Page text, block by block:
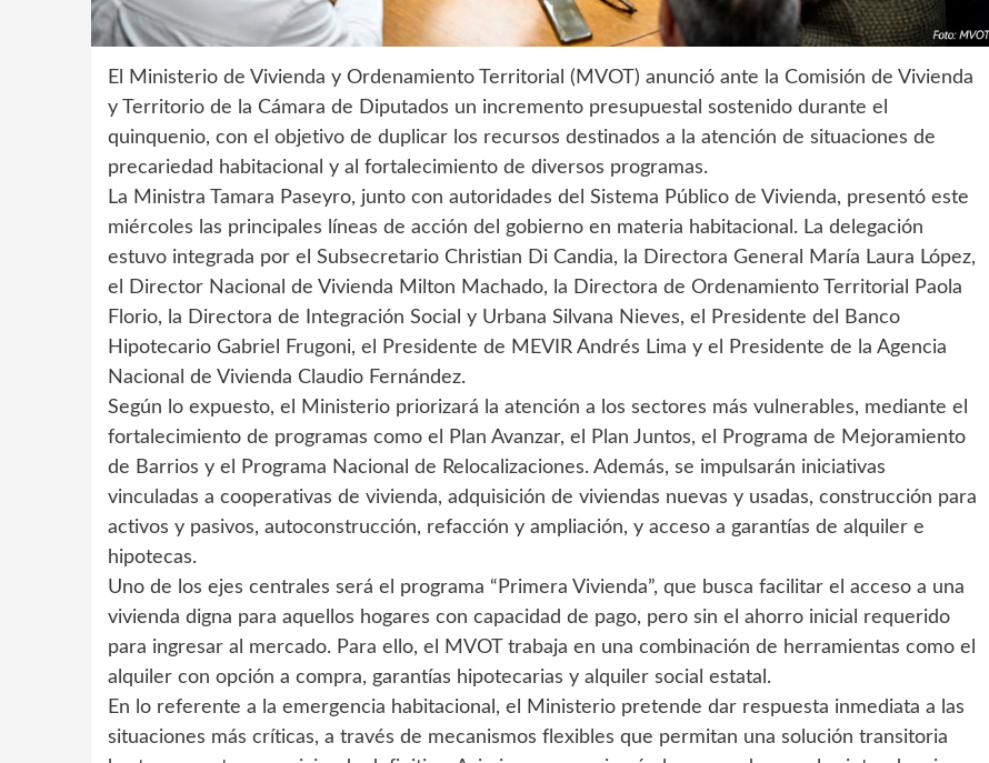
El Ministerio de Vivienda y Ordenamiento Territorial (MVOT) anunció ante la Comisión de Vivienda
y Territorio de la Cámara de Diputados un incremento presupuestal sostenido durante el
quinquenio, con el objetivo de duplicar los recursos destinados a la atención de situaciones de
precariedad habitacional y al fortalecimiento de diversos programas.
La Ministra Tamara Paseyro, junto con autoridades del Sistema Público de Vivienda, presentó este
miércoles las principales líneas de acción del gobierno en materia habitacional. La delegación
estuvo integrada por el Subsecretario Christian Di Candia, la Directora General María Laura López,
el Director Nacional de Vivienda Milton Machado, la Directora de Ordenamiento Territorial Paola
Florio, la Directora de Integración Social y Urbana Silvana Nieves, el Presidente del Banco
Hipotecario Gabriel Frugoni, el Presidente de MEVIR Andrés Lima y el Presidente de la Agencia
Nacional de Vivienda Claudio Fernández.
Según lo expuesto, el Ministerio priorizará la atención a los sectores más vulnerables, mediante el
fortalecimiento de programas como el Plan Avanzar, el Plan Juntos, el Programa de Mejoramiento
de Barrios y el Programa Nacional de Relocalizaciones. Además, se impulsarán iniciativas
vinculadas a cooperativas de vivienda, adquisición de viviendas nuevas y usadas, construcción para
activos y pasivos, autoconstrucción, refacción y ampliación, y acceso a garantías de alquiler e
hipotecas.
Uno de los ejes centrales será el programa “Primera Vivienda”, que busca facilitar el acceso a una
vivienda digna para aquellos hogares con capacidad de pago, pero sin el ahorro inicial requerido
para ingresar al mercado. Para ello, el MVOT trabaja en una combinación de herramientas como el
alquiler con opción a compra, garantías hipotecarias y alquiler social estatal.
En lo referente a la emergencia habitacional, el Ministerio pretende dar respuesta inmediata a las
situaciones más críticas, a través de mecanismos flexibles que permitan una solución transitoria